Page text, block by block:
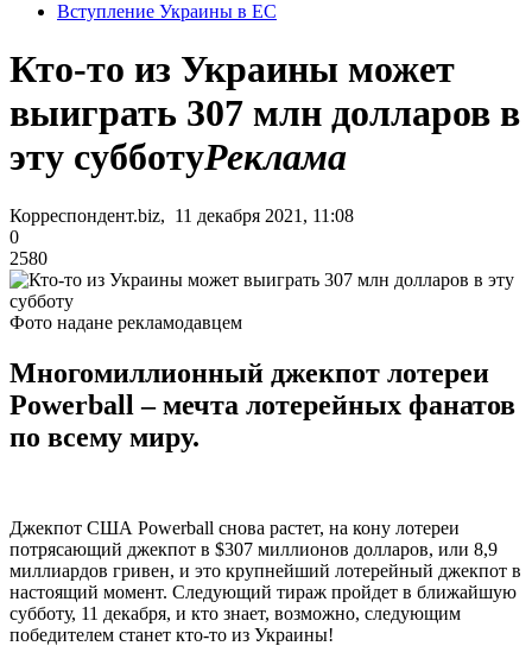
Вступление Украины в ЕС
Кто-то из Украины может
выиграть 307 млн долларов в
эту субботуРеклама
Корреспондент.biz, 11 декабря 2021, 11:08
0
2580
Фото надане рекламодавцем
Многомиллионный джекпот лотереи
Powerball – мечта лотерейных фанатов
по всему миру.
Джекпот США Powerball снова растет, на кону лотереи
потрясающий джекпот в $307 миллионов долларов, или 8,9
миллиардов гривен, и это крупнейший лотерейный джекпот в
настоящий момент. Следующий тираж пройдет в ближайшую
субботу, 11 декабря, и кто знает, возможно, следующим
победителем станет кто-то из Украины!